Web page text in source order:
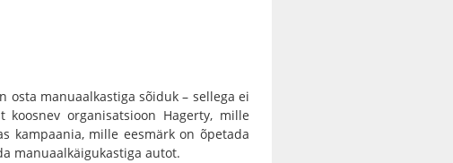
osta manuaalkastiga sõiduk – sellega ei
organisatsioon Hagerty, mille
kampaania, mille eesmärk on õpetada
manuaalkäigukastiga autot.